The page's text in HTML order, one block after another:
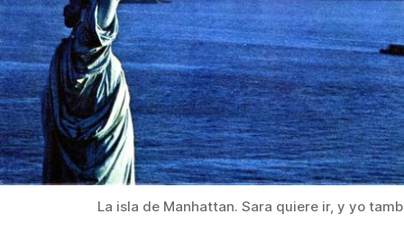
La isla de Manhattan. Sara quiere ir, y yo